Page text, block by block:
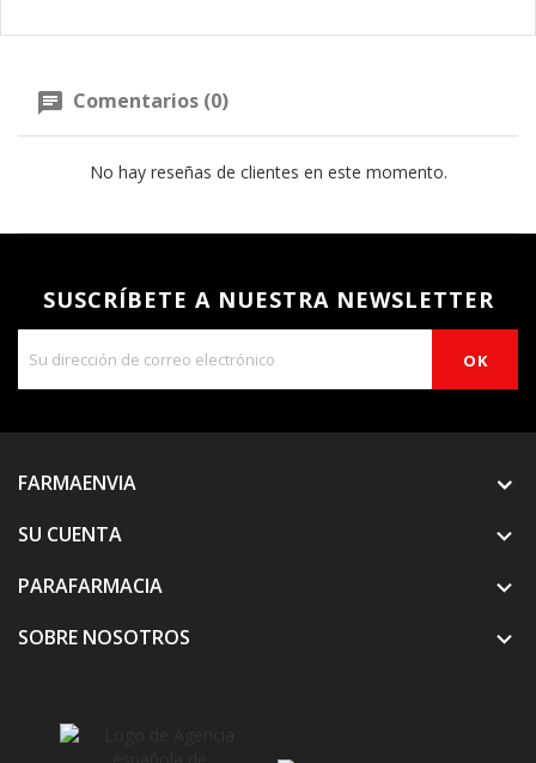
Comentarios (0)
No hay reseñas de clientes en este momento.
SUSCRÍBETE A NUESTRA NEWSLETTER
FARMAENVIA
SU CUENTA

PARAFARMACIA 
SOBRE NOSOTROS 